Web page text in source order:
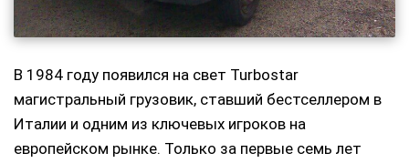
В 1984 году появился на свет Turbostar
магистральный грузовик, ставший бестселлером в
Италии и одним из ключевых игроков на
европейском рынке. Только за первые семь лет